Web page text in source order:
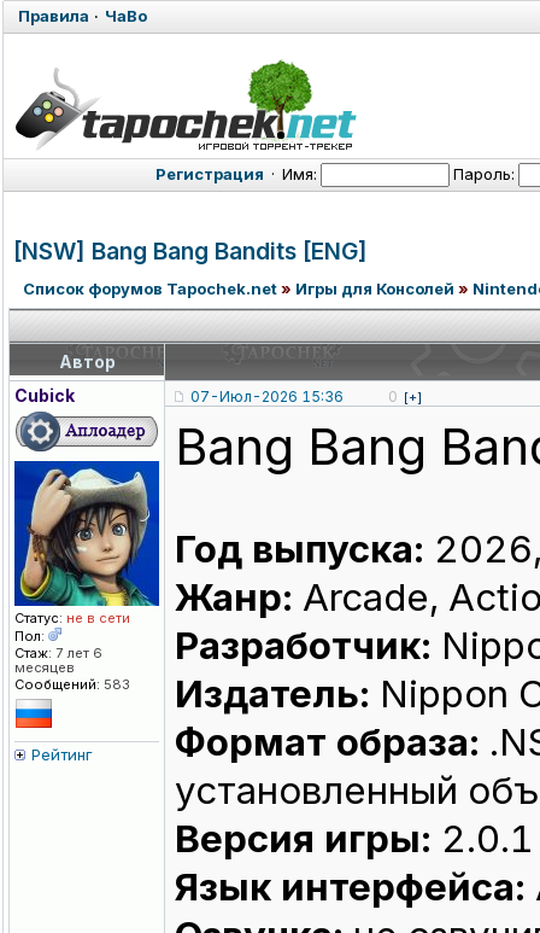
Правила · ЧаВо
Регистрация · Имя: Пароль:
[NSW] Bang Bang Bandits [ENG]
Список форумов Tapochek.net» Игры для Консолей »
Автор
Cubick
Статус: не в сети
Пол:
Стаж: 7 лет 6
месяцев
Сообщений: 583
Рейтинг
07-Июл-2026 15:36 0 [+]
Bang Bang
Год выпуска:
Жанр: Arcade,
Разработчик:
Издатель: Nippon
Формат образа:
установленный
Версия игры: 2.0.1
Язык интерфейса: